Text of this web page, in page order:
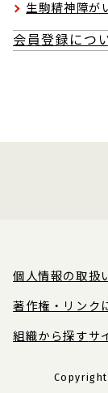
生駒精神障が
会員登録につ
個人情報の取扱
著作権・リンク
組織から探すサ